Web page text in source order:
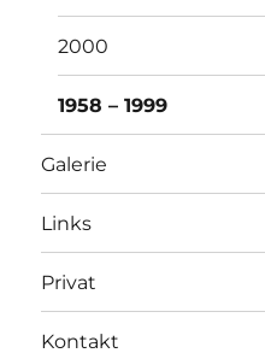
2000
1958 – 1999
Galerie
Links
Privat
Kontakt